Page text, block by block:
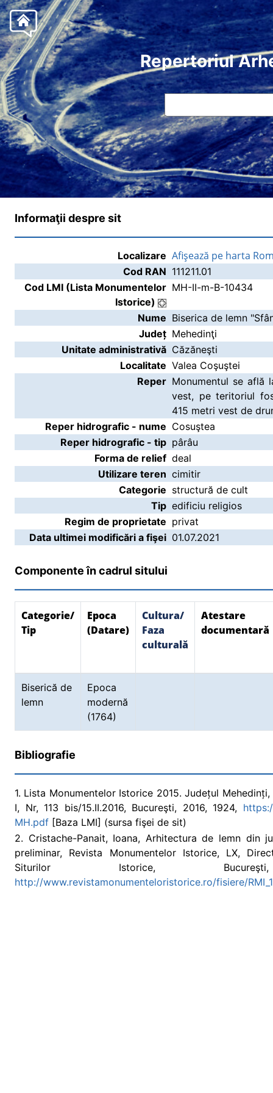
Repertoriul
Informaţii despre sit
Localizare Afişează pe harta
Cod RAN 111211.01
Cod LMI (Lista Monumentelor
Istorice)
MH-II-m-B-10434
Nume Biserica de lemn
Județ Mehedinţi
Unitate administrativă Căzăneşti
Localitate Valea Coşuştei
Reper Monumentul se află
vest, pe teritoriul
415 metri vest de
Reper hidrografic - nume Cosuştea
Reper hidrografic - tip pârâu
Forma de relief deal
Utilizare teren cimitir
Categorie structură de cult
Tip edificiu religios
Regim de proprietate privat
Data ultimei modificări a fişei 01.07.2021
Componente în cadrul sitului
Categorie/
Tip
Epoca
(Datare)
Cultura/
Faza
culturală
Atestare
documentară
Biserică de
lemn
Epoca
modernă
(1764)
Bibliografie
1. Lista Monumentelor Istorice 2015. Județul
I, Nr, 113 bis/15.II.2016, Bucureşti, 2016, 1924,
MH.pdf [Baza LMI] (sursa fişei de sit)
2. Cristache-Panait, Ioana, Arhitectura de lemn din
preliminar, Revista Monumentelor Istorice, LX,
Siturilor Istorice,
http://www.revistamonumenteloristorice.ro/fisiere/